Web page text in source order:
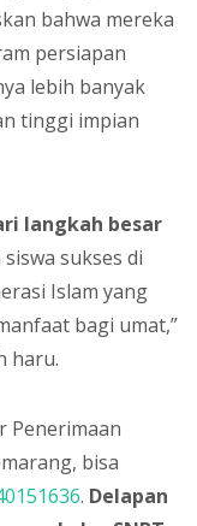
bahwa mereka
persiapan
lebih banyak
tinggi impian
langkah besar
sukses di
Islam yang
bagi umat,”
haru.
Penerimaan
bisa
. Delapan